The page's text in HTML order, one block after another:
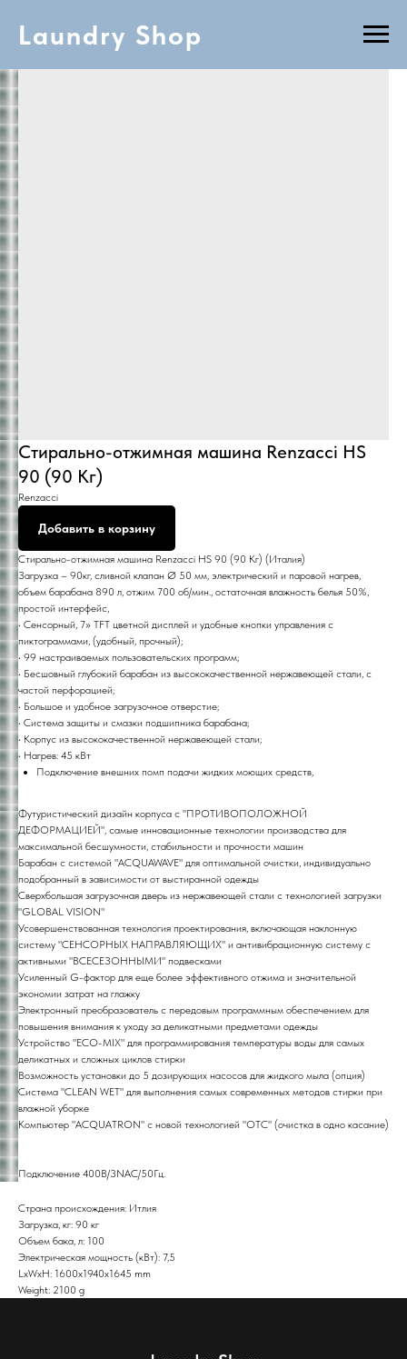
Laundry Shop
Стирально-отжимная машина Renzacci HS
90 (90 Кг)
Renzacci
Добавить в корзину
Стирально-отжимная машина Renzacci HS 90 (90 Кг) (Италия)
Загрузка – 90кг, сливной клапан Ø 50 мм, электрический и паровой нагрев,
объем барабана 890 л, отжим 700 об/мин., остаточная влажность белья 50%,
простой интерфейс,
• Сенсорный, 7» TFT цветной дисплей и удобные кнопки управления с
пиктограммами, (удобный, прочный);
• 99 настраиваемых пользовательских программ;
• Бесшовный глубокий барабан из высококачественной нержавеющей стали, с
частой перфорацией;
• Большое и удобное загрузочное отверстие;
• Система защиты и смазки подшипника барабана;
• Корпус из высококачественной нержавеющей стали;
• Нагрев: 45 кВт
Подключение внешних помп подачи жидких моющих средств,
Футуристический дизайн корпуса с "ПРОТИВОПОЛОЖНОЙ
ДЕФОРМАЦИЕЙ", самые инновационные технологии производства для
максимальной бесшумности, стабильности и прочности машин
Барабан с системой "ACQUAWAVE" для оптимальной очистки, индивидуально
подобранный в зависимости от выстиранной одежды
Сверхбольшая загрузочная дверь из нержавеющей стали с технологией загрузки
"GLOBAL VISION"
Усовершенствованная технология проектирования, включающая наклонную
систему "СЕНСОРНЫХ НАПРАВЛЯЮЩИХ" и антивибрационную систему с
активными "ВСЕСЕЗОННЫМИ" подвесками
Усиленный G-фактор для еще более эффективного отжима и значительной
экономии затрат на глажку
Электронный преобразователь с передовым программным обеспечением для
повышения внимания к уходу за деликатными предметами одежды
Устройство "ECO-MIX" для программирования температуры воды для самых
деликатных и сложных циклов стирки
Возможность установки до 5 дозирующих насосов для жидкого мыла (опция)
Система "CLEAN WET" для выполнения самых современных методов стирки при
влажной уборке
Компьютер "ACQUATRON" с новой технологией "OTC" (очистка в одно касание)
Подключение 400В/3NAC/50Гц.
Страна происхождения: Итлия
Загрузка, кг: 90 кг
Объем бака, л: 100
Электрическая мощность (кВт): 7,5
LxWxH: 1600x1940x1645 mm
Weight: 2100 g